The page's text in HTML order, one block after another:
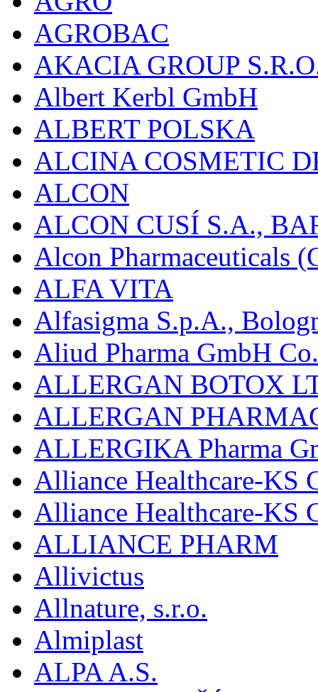
AGROBAC
AKACIA GROUP
Albert Kerbl GmbH
ALBERT POLSKA
ALCINA COSMETIC
ALCON
ALCON CUSÍ S.A.,
Alcon Pharmaceuticals
ALFA VITA
Alfasigma S.p.A.,
Aliud Pharma GmbH
ALLERGAN BOTOX
ALLERGAN
ALLERGIKA Pharma
Alliance Healthcare-KS
Alliance Healthcare-KS
ALLIANCE PHARM
Allivictus
Allnature, s.r.o.
Almiplast
ALPA A.S.